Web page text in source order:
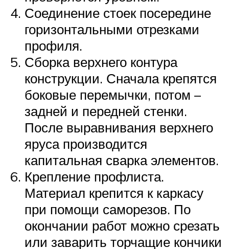
Соединение стоек посередине
горизонтальными отрезками
профиля.
Сборка верхнего контура
конструкции. Сначала крепятся
боковые перемычки, потом –
задней и передней стенки.
После выравнивания верхнего
яруса производится
капитальная сварка элементов.
Крепление профлиста.
Материал крепится к каркасу
при помощи саморезов. По
окончании работ можно срезать
или заварить торчащие кончики